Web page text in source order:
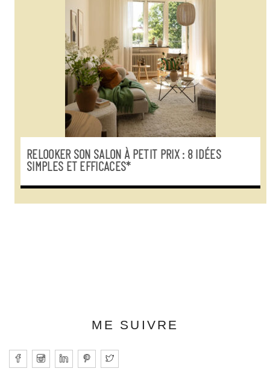
RELOOKER SON SALON À PETIT PRIX : 8 IDÉES
SIMPLES ET EFFICACES*
ME SUIVRE